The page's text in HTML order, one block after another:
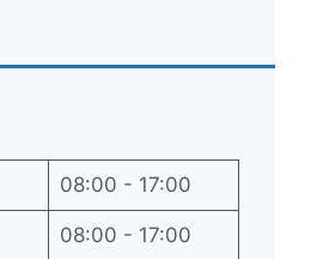
08:00 - 17:00
08:00 - 17:00